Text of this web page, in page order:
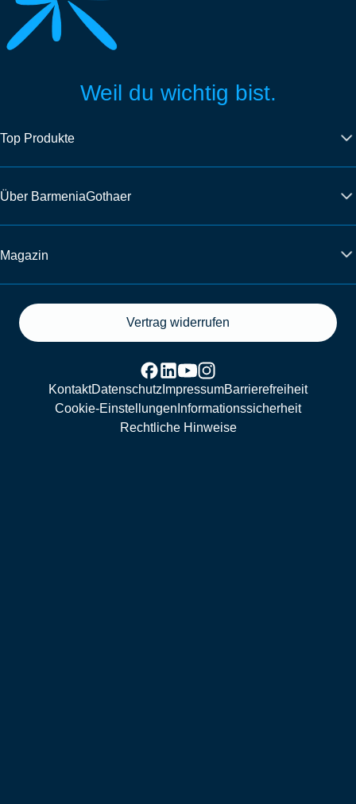
Weil du wichtig bist.
Top Produkte
Über BarmeniaGothaer
Magazin
Vertrag widerrufen
KontaktDatenschutz ImpressumBarrierefreiheit
Cookie-Einstellungen Informationssicherheit
Rechtliche Hinweise